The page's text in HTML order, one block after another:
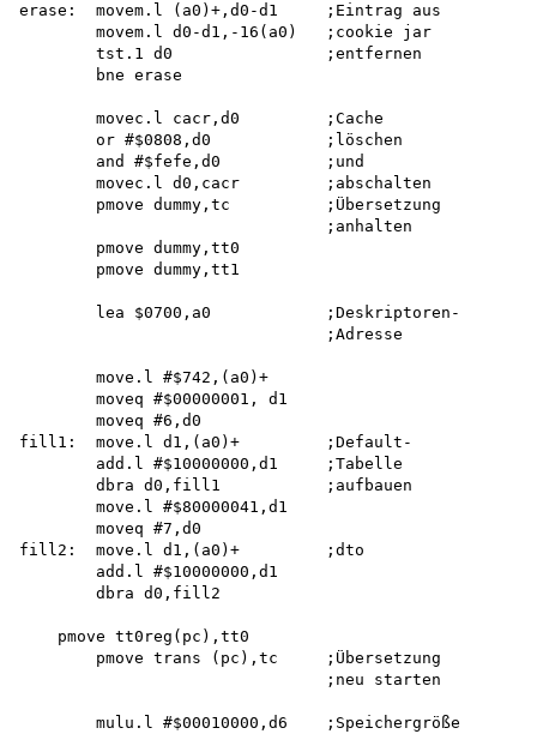
erase:  movem.l (a0)+,d0-d1     ;Eintrag aus
        movem.l d0-d1,-16(a0)   ;cookie jar
        tst.1 d0                ;entfernen
        bne erase
        movec.l cacr,d0         ;Cache
        or #$0808,d0            ;löschen
        and #$fefe,d0           ;und
        movec.l d0,cacr         ;abschalten
        pmove dummy,tc          ;Übersetzung
                                ;anhalten
        pmove dummy,tt0
        pmove dummy,tt1
        lea $0700,a0            ;Deskriptoren-
                                ;Adresse
        move.l #$742,(a0)+
        moveq #$00000001, d1
        moveq #6,d0
fill1:  move.l d1,(a0)+         ;Default-
        add.l #$10000000,d1     ;Tabelle
        dbra d0,fill1           ;aufbauen
        move.l #$80000041,d1
        moveq #7,d0
fill2:  move.l d1,(a0)+         ;dto
        add.l #$10000000,d1
        dbra d0,fill2
    pmove tt0reg(pc),tt0
        pmove trans (pc),tc     ;Übersetzung
                                ;neu starten
        mulu.l #$00010000,d6    ;Speichergröße